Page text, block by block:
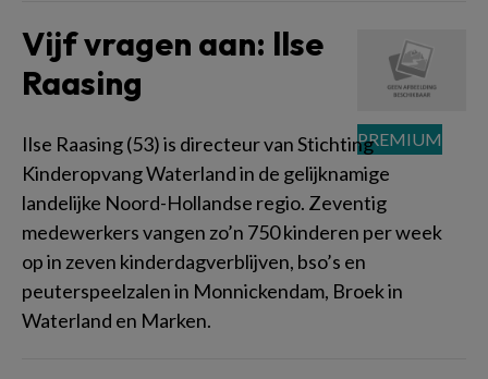
Vijf vragen aan: llse
Raasing
Ilse Raasing (53) is directeur van Stichting
Kinderopvang Waterland in de gelijknamige
landelijke Noord-Hollandse regio. Zeventig
medewerkers vangen zo’n 750 kinderen per week
op in zeven kinderdagverblijven, bso’s en
peuterspeelzalen in Monnickendam, Broek in
Waterland en Marken.